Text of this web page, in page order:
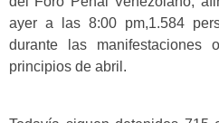
ayer a las 8:00 pm,1.584
durante las manifestaciones
principios de abril.